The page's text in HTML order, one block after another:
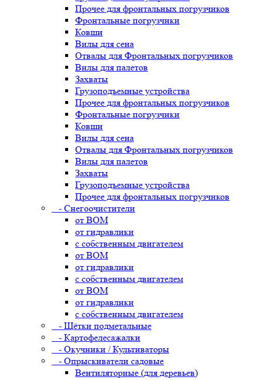
Прочее для фронтальных погрузчиков
Фронтальные погрузчики
Ковши
Вилы для сена
Отвалы для Фронтальных погрузчиков
Вилы для палетов
Захваты
Грузоподъемные устройства
Прочее для фронтальных погрузчиков
Фронтальные погрузчики
Ковши
Вилы для сена
Отвалы для Фронтальных погрузчиков
Вилы для палетов
Захваты
Грузоподъемные устройства
Прочее для фронтальных погрузчиков
- Снегоочистители
от ВОМ
от гидравлики
с собственным двигателем
от ВОМ
от гидравлики
с собственным двигателем
от ВОМ
от гидравлики
с собственным двигателем
- Щётки подметальные
- Картофелесажалки
- Окучники / Культиваторы
- Опрыскиватели садовые
Вентиляторные (для деревьев)